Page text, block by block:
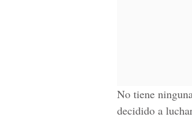
No tiene
decidido a